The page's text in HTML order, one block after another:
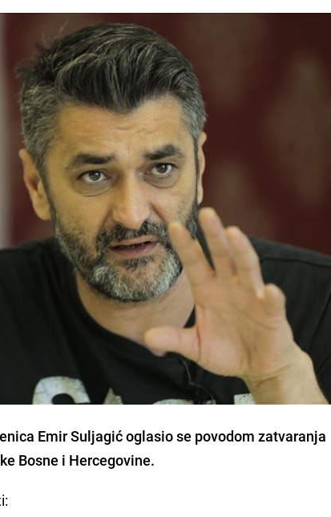
Emir Suljagić oglasio se povodom zatvaranja
Bosne i Hercegovine.